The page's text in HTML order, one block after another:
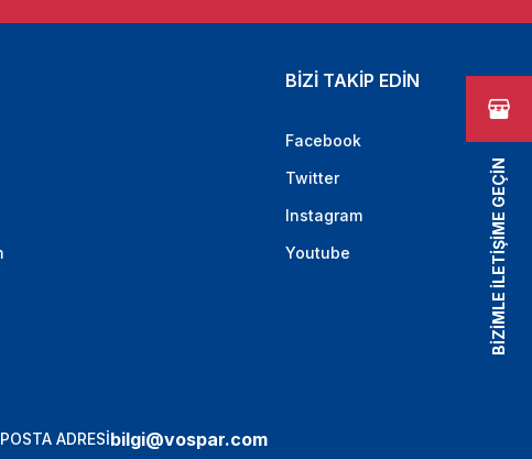
BİZİ TAKİP EDİN
Facebook
Twitter
Instagram
Youtube
ADRESİbilgi@vospar.com
BİZİMLE İLETİŞİME GEÇİN